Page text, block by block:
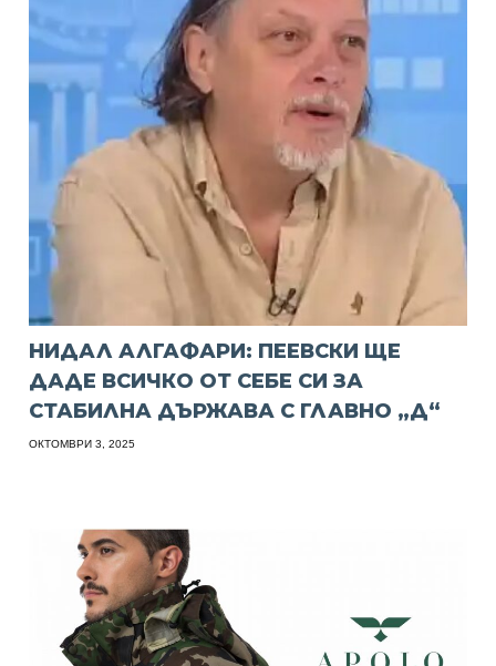
НИДАЛ АЛГАФАРИ: ПЕЕВСКИ ЩЕ
ДАДЕ ВСИЧКО ОТ СЕБЕ СИ ЗА
СТАБИЛНА ДЪРЖАВА С ГЛАВНО „Д“
ОКТОМВРИ 3, 2025